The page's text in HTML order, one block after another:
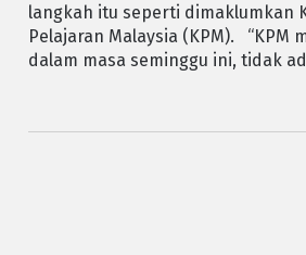
langkah itu seperti dimaklumkan
Pelajaran Malaysia (KPM). “KPM
dalam masa seminggu ini, tidak